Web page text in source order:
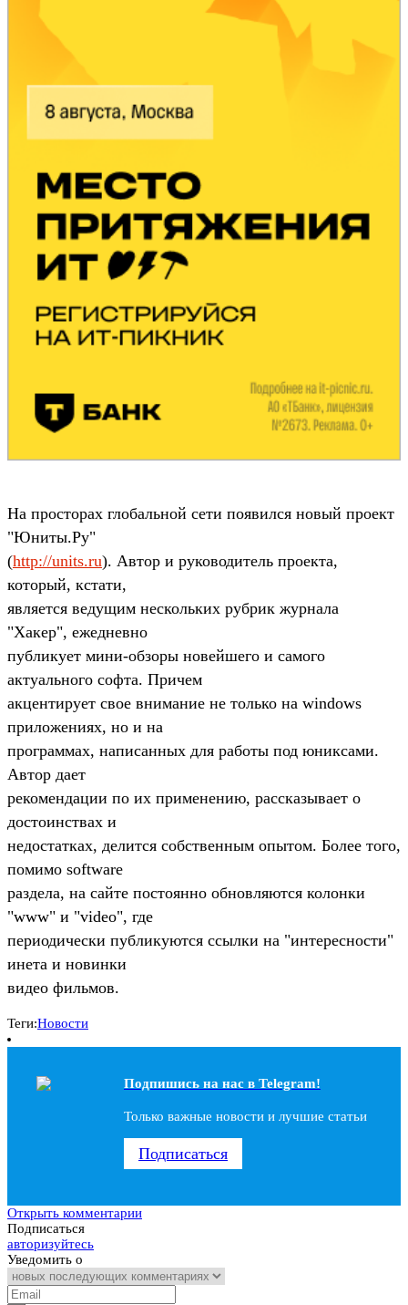
На просторах глобальной сети появился новый проект
"Юниты.Ру"
(http://units.ru). Автор и руководитель проекта,
который, кстати,
является ведущим нескольких рубрик журнала
"Хакер", ежедневно
публикует мини-обзоры новейшего и самого
актуального софта. Причем
акцентирует свое внимание не только на windows
приложениях, но и на
программах, написанных для работы под юниксами.
Автор дает
рекомендации по их применению, рассказывает о
достоинствах и
недостатках, делится собственным опытом. Более того,
помимо software
раздела, на сайте постоянно обновляются колонки
"www" и "video", где
периодически публикуются ссылки на "интересности"
инета и новинки
видео фильмов.
Теги:Новости
Подпишись на наc в Telegram!
Только важные новости и лучшие статьи
Подписаться
Открыть комментарии
Подписаться
авторизуйтесь
Уведомить о